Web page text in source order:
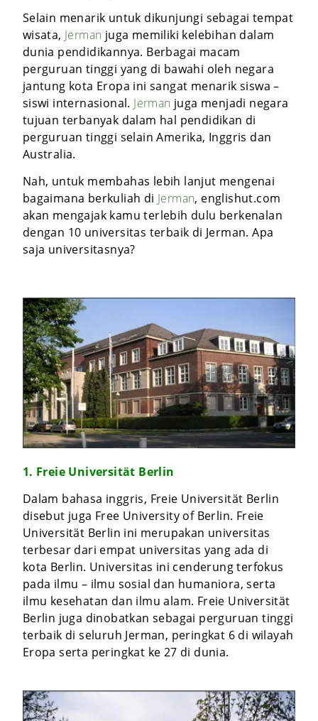
Selain menarik untuk dikunjungi sebagai tempat
wisata, Jerman juga memiliki kelebihan dalam
dunia pendidikannya. Berbagai macam
perguruan tinggi yang di bawahi oleh negara
jantung kota Eropa ini sangat menarik siswa –
siswi internasional. Jerman juga menjadi negara
tujuan terbanyak dalam hal pendidikan di
perguruan tinggi selain Amerika, Inggris dan
Australia.
Nah, untuk membahas lebih lanjut mengenai
bagaimana berkuliah di Jerman, englishut.com
akan mengajak kamu terlebih dulu berkenalan
dengan 10 universitas terbaik di Jerman. Apa
saja universitasnya?
1. Freie Universität Berlin
Dalam bahasa inggris, Freie Universität Berlin
disebut juga Free University of Berlin. Freie
Universität Berlin ini merupakan universitas
terbesar dari empat universitas yang ada di
kota Berlin. Universitas ini cenderung terfokus
pada ilmu – ilmu sosial dan humaniora, serta
ilmu kesehatan dan ilmu alam. Freie Universität
Berlin juga dinobatkan sebagai perguruan tinggi
terbaik di seluruh Jerman, peringkat 6 di wilayah
Eropa serta peringkat ke 27 di dunia.